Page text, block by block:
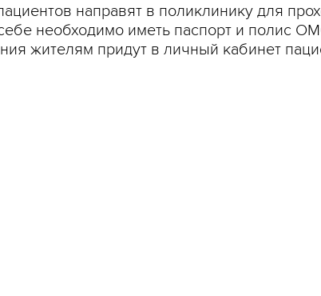
направят в поликлинику для
необходимо иметь паспорт и полис
жителям придут в личный кабинет